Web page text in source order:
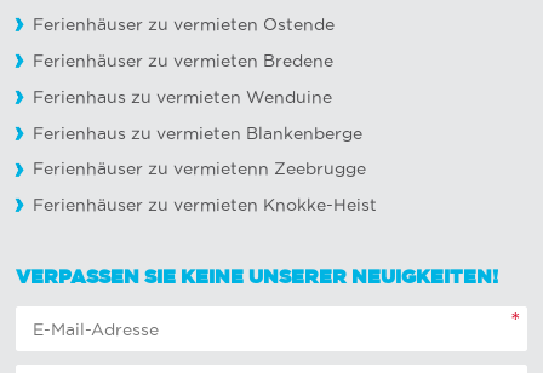
Ferienhäuser zu vermieten Ostende
Ferienhäuser zu vermieten Bredene
Ferienhaus zu vermieten Wenduine
Ferienhaus zu vermieten Blankenberge
Ferienhäuser zu vermietenn Zeebrugge
Ferienhäuser zu vermieten Knokke-Heist
VERPASSEN SIE KEINE UNSERER NEUIGKEITEN!
*